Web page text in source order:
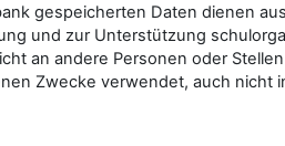
gespeicherten Daten dienen
und zur Unterstützung
an andere Personen oder
Zwecke verwendet, auch nicht